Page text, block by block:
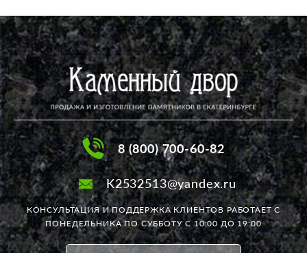
8 (800) 700-60-82
K2532513@yandex.ru
КОНСУЛЬТАЦИЯ И ПОДДЕРЖКА КЛИЕНТОВ РАБОТАЕТС
ПОНЕДЕЛЬНИКА ПО СУББОТУ С 10:00 ДО 19:00